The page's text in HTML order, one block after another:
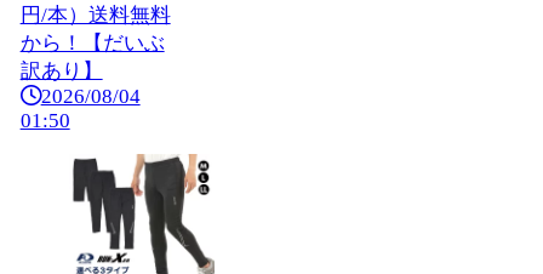
円/本）送料無料
から！【だいぶ
訳あり】
2026/08/04
01:50